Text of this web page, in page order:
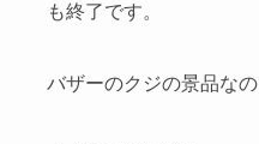
も終了です。
バザーのクジの景品な